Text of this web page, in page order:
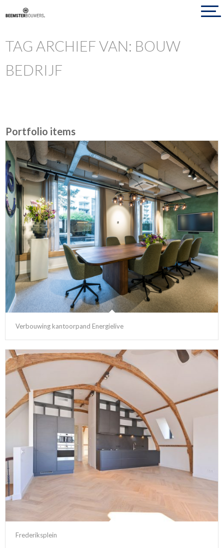
TAG ARCHIEF VAN: BOUW
BEDRIJF
Portfolio items
Verbouwing kantoorpand Energielive
Frederiksplein